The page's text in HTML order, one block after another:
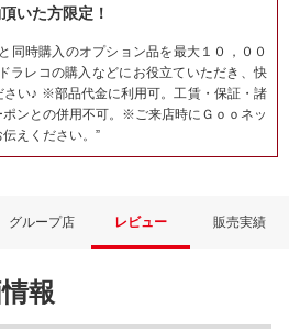
いた方限定！
同時購入のオプション品を最大１０，００
ラレコの購入などにお役立ていただき、快
い♪ ※部品代金に利用可。工賃・保証・諸
ンとの併用不可。※ご来店時にＧｏｏネッ
えください。”
グループ店 レビュー 販売実績
報